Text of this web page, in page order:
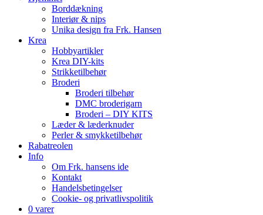
Borddækning
Interiør & nips
Unika design fra Frk. Hansen
Krea
Hobbyartikler
Krea DIY-kits
Strikketilbehør
Broderi
Broderi tilbehør
DMC broderigarn
Broderi – DIY KITS
Læder & læderknuder
Perler & smykketilbehør
Rabatreolen
Info
Om Frk. hansens ide
Kontakt
Handelsbetingelser
Cookie- og privatlivspolitik
0 varer